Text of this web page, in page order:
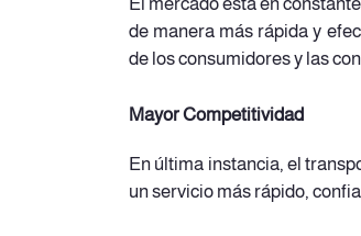
de manera más rápida y
de los consumidores y las
Mayor Competitividad
En última instancia, el
un servicio más rápido,